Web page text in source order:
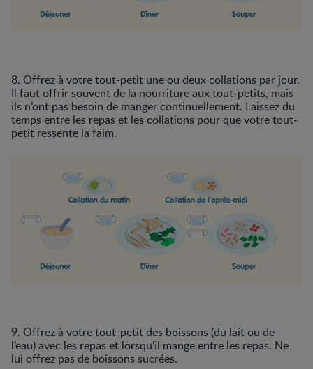
8. Offrez à votre tout-petit une ou deux collations par jour.
Il faut offrir souvent de la nourriture aux tout-petits, mais
ils n’ont pas besoin de manger continuellement. Laissez du
temps entre les repas et les collations pour que votre tout-
petit ressente la faim.
9. Offrez à votre tout-petit des boissons (du lait ou de
l’eau) avec les repas et lorsqu’il mange entre les repas. Ne
lui offrez pas de boissons sucrées.